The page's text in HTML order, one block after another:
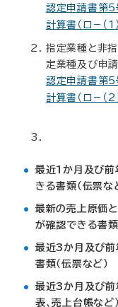
認定申請書第5号
計算書（ロ－（1
指定業種と非
定業種及び申
認定申請書第5号
計算書（ロ－（2
最近1か月及び前
きる書類（伝票な
最新の売上原価
が確認できる書類
最近3か月及び前
書類（伝票など）
最近3か月及び前
表、売上台帳など）